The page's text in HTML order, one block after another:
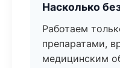
Насколько
Работаем
препаратами,
медицинским